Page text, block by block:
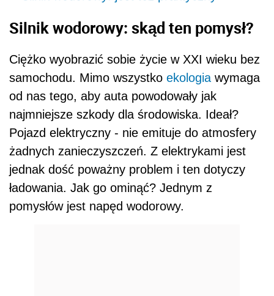
Silnik wodorowy: skąd ten pomysł?
Ciężko wyobrazić sobie życie w XXI wieku bez
samochodu. Mimo wszystko ekologiawymaga
od nas tego, aby auta powodowały jak
najmniejsze szkody dla środowiska. Ideał?
Pojazd elektryczny - nie emituje do atmosfery
żadnych zanieczyszczeń. Z elektrykami jest
jednak dość poważny problem i ten dotyczy
ładowania. Jak go ominąć? Jednym z
pomysłów jest napęd wodorowy.